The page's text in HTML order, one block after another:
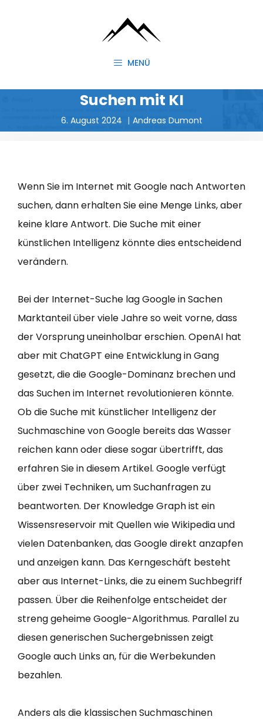
MENÜ
Suchen mit KI
6. August 2024 Andreas Dumont
Wenn Sie im Internet mit Google nach Antworten
suchen, dann erhalten Sie eine Menge Links, aber
keine klare Antwort. Die Suche mit einer
künstlichen Intelligenz könnte dies entscheidend
verändern.
Bei der Internet-Suche lag Google in Sachen
Marktanteil über viele Jahre so weit vorne, dass
der Vorsprung uneinholbar erschien. OpenAI hat
aber mit ChatGPT eine Entwicklung in Gang
gesetzt, die die Google-Dominanz brechen und
das Suchen im Internet revolutionieren könnte.
Ob die Suche mit künstlicher Intelligenz der
Suchmaschine von Google bereits das Wasser
reichen kann oder diese sogar übertrifft, das
erfahren Sie in diesem Artikel. Google verfügt
über zwei Techniken, um Suchanfragen zu
beantworten. Der Knowledge Graph ist ein
Wissensreservoir mit Quellen wie Wikipedia und
vielen Datenbanken, das Google direkt anzapfen
und anzeigen kann. Das Kerngeschäft besteht
aber aus Internet-Links, die zu einem Suchbegriff
passen. Über die Reihenfolge entscheidet der
streng geheime Google-Algorithmus. Parallel zu
diesen generischen Suchergebnissen zeigt
Google auch Links an, für die Werbekunden
bezahlen.
Anders als die klassischen Suchmaschinen